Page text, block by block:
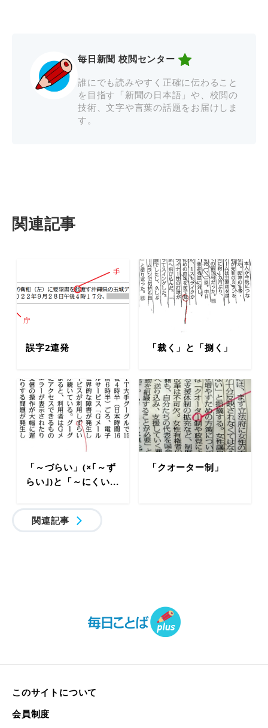
毎日新聞 校閲センター
誰にでも読みやすく正確に伝わること
を目指す「新聞の日本語」や、校閲の
技術、文字や言葉の話題をお届けしま
す。
関連記事
誤字2連発 「裁く」と「捌く」
「～づらい」(×｢～ず
らい｣)と「～にくい...
「クオーター制」
関連記事
このサイトについて
会員制度